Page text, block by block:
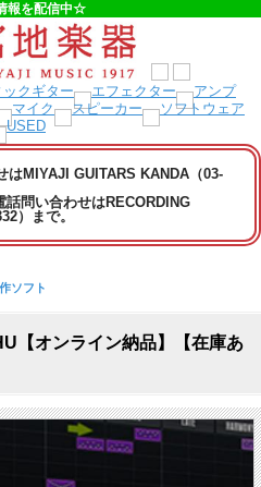
報を配信中☆
はMIYAJI GUITARS KANDA（03-
話問い合わせはRECORDING
）まで。
ソフト
【オンライン納品】【在庫あ